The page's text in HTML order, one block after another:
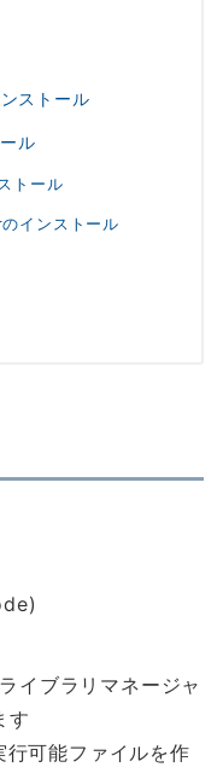
ストール
ル
トール
インストール
イブラリマネージャ
す
可能ファイルを作